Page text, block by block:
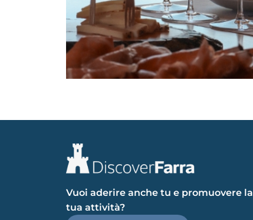
Vuoi aderire anche tu e promuovere la
tua attività?